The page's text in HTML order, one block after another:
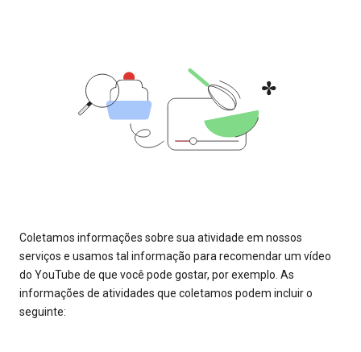
Coletamos informações sobre sua atividade em nossos
serviços e usamos tal informação para recomendar um vídeo
do YouTube de que você pode gostar, por exemplo. As
informações de atividades que coletamos podem incluir o
seguinte: